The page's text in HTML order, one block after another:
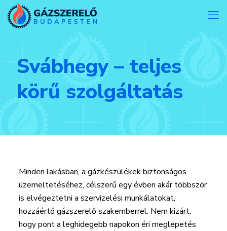
Svábhegy – teljes
körű szolgáltatás
Minden lakásban, a gázkészülékek biztonságos
üzemeltetéséhez, célszerű egy évben akár többször
is elvégeztetni a szervizelési munkálatokat,
hozzáértő gázszerelő szakemberrel. Nem kizárt,
hogy pont a leghidegebb napokon éri meglepetés